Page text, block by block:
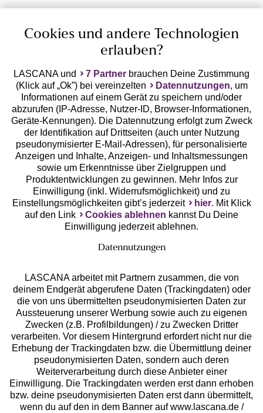
Geprüfte Sicherheit
Unsere Apps
Services
Beratung
Über uns
Rechtliches
Cookies und andere Technologien
erlauben?
LASCANA und 7 Partner brauchen Deine Zustimmung
(Klick auf „Ok”) bei vereinzelten
Datennutzungen, um
Informationen auf einem Gerät zu speichern und/oder
abzurufen (IP-Adresse, Nutzer-ID, Browser-Informationen,
Geräte-Kennungen). Die Datennutzung erfolgt zum Zweck
der Identifikation auf Drittseiten (auch unter Nutzung
pseudonymisierter E-Mail-Adressen), für personalisierte
Anzeigen und Inhalte, Anzeigen- und Inhaltsmessungen
sowie um Erkenntnisse über Zielgruppen und
Produktentwicklungen zu gewinnen. Mehr Infos zur
Einwilligung (inkl. Widerrufsmöglichkeit) und zu
Einstellungsmöglichkeiten gibt’s jederzeit
hier. Mit Klick
auf den Link
Cookies ablehnen kannst Du Deine
Einwilligung jederzeit ablehnen.
Datennutzungen
LASCANA arbeitet mit Partnern zusammen, die von
deinem Endgerät abgerufene Daten (Trackingdaten) oder
die von uns übermittelten pseudonymisierten Daten zur
Aussteuerung unserer Werbung sowie auch zu eigenen
Zwecken (z.B. Profilbildungen) / zu Zwecken Dritter
verarbeiten. Vor diesem Hintergrund erfordert nicht nur die
Erhebung der Trackingdaten bzw. die Übermittlung deiner
pseudonymisierten Daten, sondern auch deren
Weiterverarbeitung durch diese Anbieter einer
Einwilligung. Die Trackingdaten werden erst dann erhoben
bzw. deine pseudonymisierten Daten erst dann übermittelt,
wenn du auf den in dem Banner auf www.lascana.de /